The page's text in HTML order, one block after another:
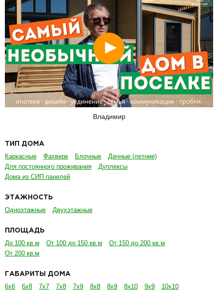
Смотреть
Владимир
ТИП ДОМА
Каркасные Фахверк Блочные
Дачные (летние)
Для постоянного проживания
Дуплексы
Дома из СИП панелей
ЭТАЖНОСТЬ
Одноэтажные Двухэтажные
ПЛОЩАДЬ
До 100 кв.м От 100 до 150 кв.м
От 150 до 200 кв.м
От 200 кв.м
ГАБАРИТЫ ДОМА
6х6 6х8 7х7 7х8 7х9 8х8 8х9 8х10 9х9
10х10